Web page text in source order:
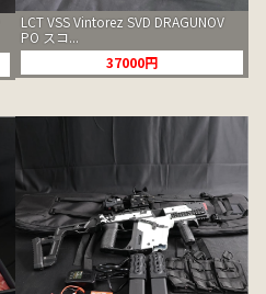
LCT VSS Vintorez SVD DRAGUNOV
PO スコ...
37000円